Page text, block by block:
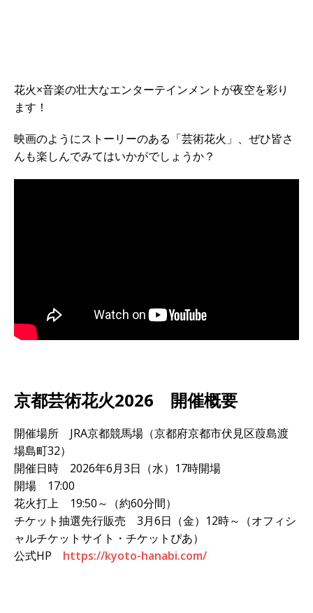
花火×音楽の壮大なエンターテインメントが夜空を彩り
ます！
映画のようにストーリーのある「芸術花火」、ぜひ皆さ
んも楽しんでみてはいかがでしょうか？
京都芸術花火2026 開催概要
開催場所 JRA京都競馬場（京都府京都市伏見区葭島渡
場島町32）
開催日時 2026年6月3日（水）17時開場
開場 17:00
花火打上 19:50～（約60分間）
チケット抽選先行販売 3月6日（金）12時～（オフィシ
ャルチケットサイト・チケットぴあ）
公式HP https://kyoto-hanabi.com/